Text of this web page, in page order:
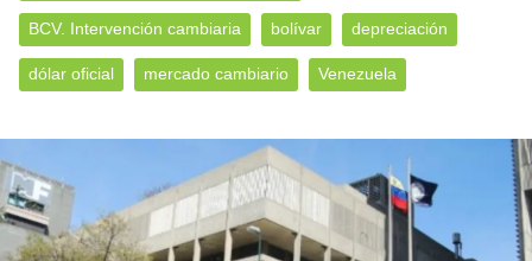
BCV. Intervención cambiaria bolívar depreciación
dólar oficial mercado cambiario Venezuela